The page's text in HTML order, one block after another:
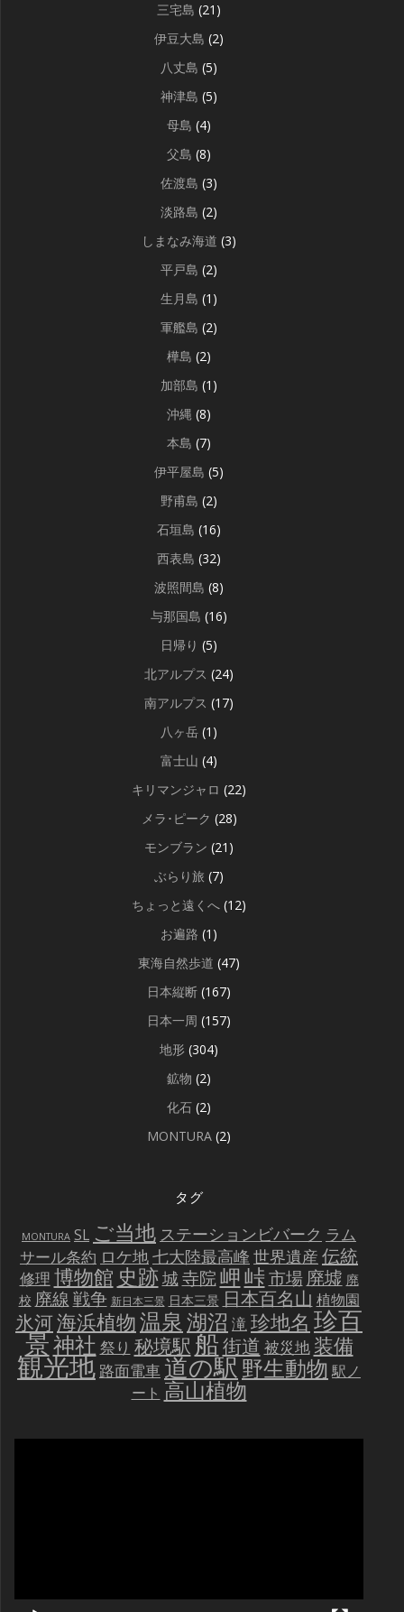
三宅島 (21)
伊豆大島 (2)
八丈島 (5)
神津島 (5)
母島 (4)
父島 (8)
佐渡島 (3)
淡路島 (2)
しまなみ海道 (3)
平戸島 (2)
生月島 (1)
軍艦島 (2)
樺島 (2)
加部島 (1)
沖縄 (8)
本島 (7)
伊平屋島 (5)
野甫島 (2)
石垣島 (16)
西表島 (32)
波照間島 (8)
与那国島 (16)
日帰り (5)
北アルプス (24)
南アルプス (17)
八ヶ岳 (1)
富士山 (4)
キリマンジャロ (22)
メラ･ピーク (28)
モンブラン (21)
ぶらり旅 (7)
ちょっと遠くへ (12)
お遍路 (1)
東海自然歩道 (47)
日本縦断 (167)
日本一周 (157)
地形 (304)
鉱物 (2)
化石 (2)
MONTURA (2)
タグ
MONTURA SL ご当地 ステーションビバーク ラム
サール条約 ロケ地七大陸最高峰 世界遺産 伝統
修理 博物館 史跡城寺院岬峠市場 廃墟 廃
校 廃線戦争 新日本三景 日本三景 日本百名山 植物園
氷河海浜植物温泉湖沼 滝珍地名 珍百
景神社 祭り 秘境駅船街道 被災地 装備
観光地 路面電車道の駅野生動物 駅ノ
ート 高山植物